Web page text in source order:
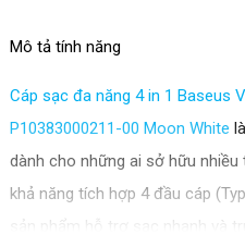
Mô tả tính năng
Cáp sạc đa năng 4 in 1 Baseus
P10383000211-00 Moon White
dành cho những ai sở hữu
khả năng tích hợp 4 đầu cáp
sản phẩm hỗ trợ sạc nhanh và